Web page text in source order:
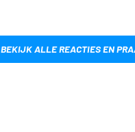
BEKIJK ALLE REACTIES EN